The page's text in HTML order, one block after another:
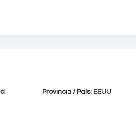
Provincia / País: EEUU